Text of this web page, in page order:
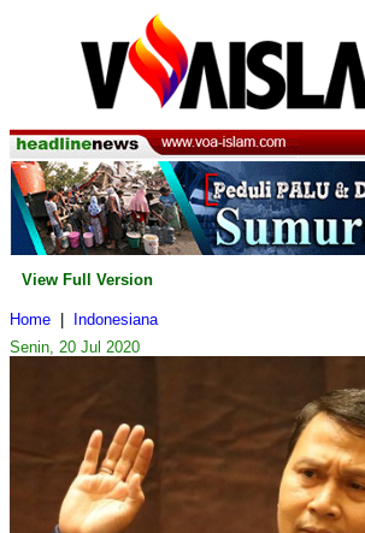
View Full Version
Home
Indonesiana
Senin, 20 Jul 2020